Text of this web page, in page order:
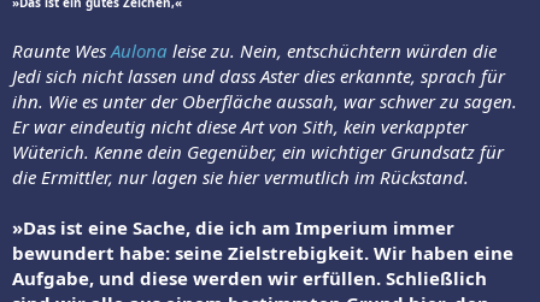
Raunte Wes Aulona leise zu. Nein, entschüchtern würden die
Jedi sich nicht lassen und dass Aster dies erkannte, sprach für
ihn. Wie es unter der Oberfläche aussah, war schwer zu sagen.
Er war eindeutig nicht diese Art von Sith, kein verkappter
Wüterich. Kenne dein Gegenüber, ein wichtiger Grundsatz für
die Ermittler, nur lagen sie hier vermutlich im Rückstand.
»Das ist eine Sache, die ich am Imperium immer
bewundert habe: seine Zielstrebigkeit. Wir haben eine
Aufgabe, und diese werden wir erfüllen. Schließlich